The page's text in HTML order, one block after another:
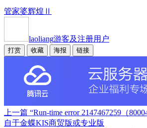
管家婆辉煌Ⅱ
laoliang游客及注册用户
打赏 收藏 海报 链接
上一篇 “Run-time error 2147467259（
自于金蝶KIS商贸版或专业版